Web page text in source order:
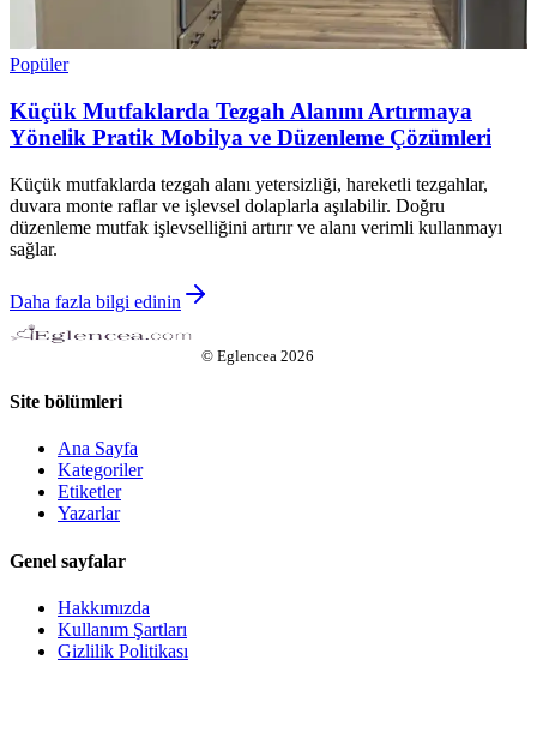
Popüler
Küçük Mutfaklarda Tezgah Alanını Artırmaya
Yönelik Pratik Mobilya ve Düzenleme Çözümleri
Küçük mutfaklarda tezgah alanı yetersizliği, hareketli tezgahlar,
duvara monte raflar ve işlevsel dolaplarla aşılabilir. Doğru
düzenleme mutfak işlevselliğini artırır ve alanı verimli kullanmayı
sağlar.
Daha fazla bilgi edinin
© Eglencea 2026
Site bölümleri
Ana Sayfa
Kategoriler
Etiketler
Yazarlar
Genel sayfalar
Hakkımızda
Kullanım Şartları
Gizlilik Politikası